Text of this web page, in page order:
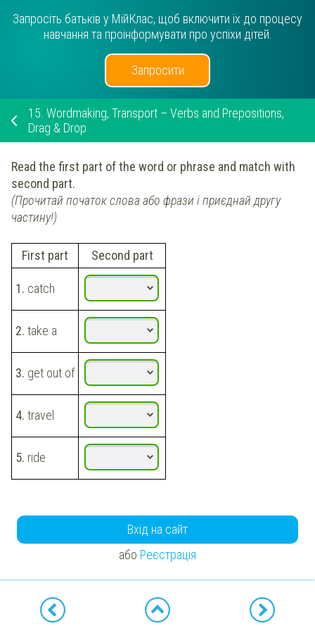
Запросіть батьків у МійКлас, щоб включити їх до процесу
навчання та проінформувати про успіхи дітей.
Запросити
15. Wordmaking, Transport – Verbs and Prepositions,
Drag & Drop
Read the first part of the word or phrase and match with
second part.
(Прочитай початок слова або фрази і приєднай другу
частину!)
First part Second part
1. catch
2. take a
3. get out of
4. travel
5. ride
Вхід на сайт
або Реєстрація